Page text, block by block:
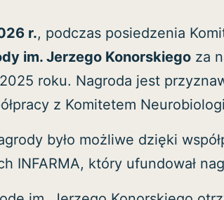
r., podczas posiedzenia
im. Jerzego Konorskiego za
roku. Nagroda jest
z Komitetem
było możliwe dzięki
INFARMA, który ufundował